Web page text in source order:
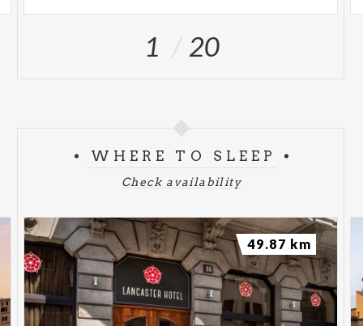
1 20
WHERE TO SLEEP
Check availability
49.87 km